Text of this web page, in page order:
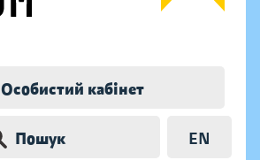
Особистий кабінет
Пошук EN